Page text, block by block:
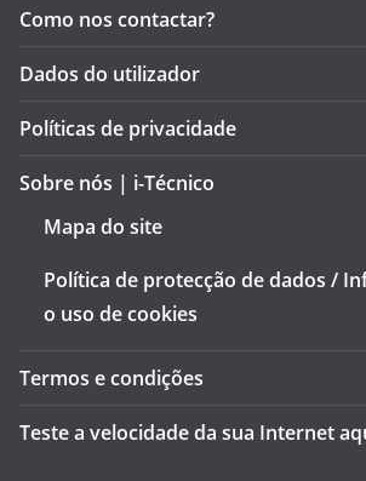
Como nos contactar?
Dados do utilizador
Políticas de privacidade
Sobre nós | i-Técnico
Mapa do site
Política de protecção de dados /
o uso de cookies
Termos e condições
Teste a velocidade da sua Internet